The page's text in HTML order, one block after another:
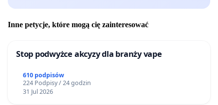
Inne petycje, które mogą cię zainteresować
Stop podwyżce akcyzy dla branży vape
610 podpisów
224 Podpisy / 24 godzin
31 Jul 2026